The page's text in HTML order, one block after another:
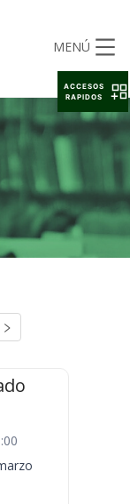
MENÚ
ACCESOS
RAPIDOS